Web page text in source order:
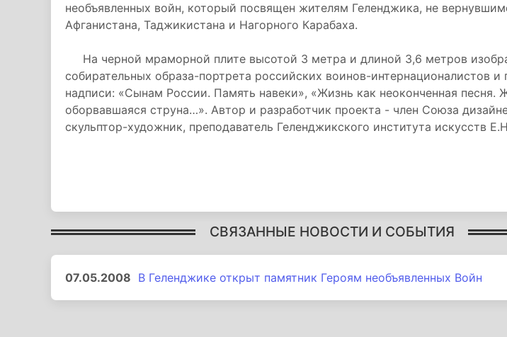
необъявленных войн, который посвящен жителям Геленджика, не
Афганистана, Таджикистана и Нагорного Карабаха.
На черной мраморной плите высотой 3 метра и длиной 3,6 метров
собирательных образа-портрета российских воинов-интернационалистов и
надписи: «Сынам России. Память навеки», «Жизнь как неоконченная песня.
оборвавшаяся струна…». Автор и разработчик проекта - член Союза
скульптор-художник, преподаватель Геленджикского института искусств
СВЯЗАННЫЕ НОВОСТИ И СОБЫТИЯ
07.05.2008 В Геленджике открыт памятник Героям необъявленных Войн